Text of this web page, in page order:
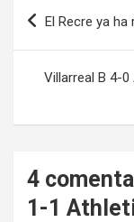
Navegación
entradas
El Recre ya ha
Villarreal B 4-
4
1-1